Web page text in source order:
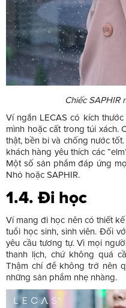
Chiếc SAPHIR
Ví ngắn LECAS có kích
mình hoặc cất trong túi xách.
thật, bền bỉ và chống nước
khách hàng yêu thích các
Một số sản phẩm đáp ứng
Nhỏ hoặc SAPHIR.
1.4. Đi học
Ví mang đi học nên có thiết
tuổi học sinh, sinh viên. Đối
yêu cầu tương tự. Vì mọi
thanh lịch, chứ không quá
Thậm chí để không trở nên
những sản phẩm nhẹ nhàng.